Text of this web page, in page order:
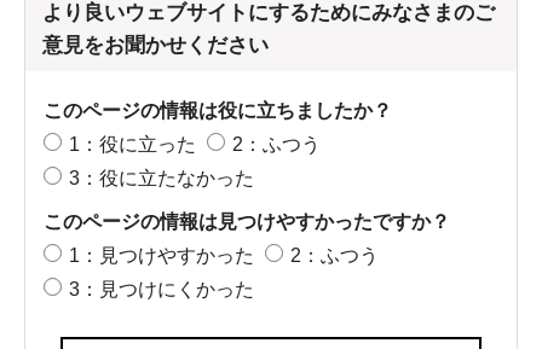
より良いウェブサイトにするためにみなさまのご
意見をお聞かせください
このページの情報は役に立ちましたか？
1：役に立った
2：ふつう
3：役に立たなかった
このページの情報は見つけやすかったですか？
1：見つけやすかった
2：ふつう
3：見つけにくかった